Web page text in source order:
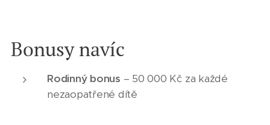
Bonusy navíc
Rodinný bonus – 50 000 Kč za každé
nezaopatřené dítě